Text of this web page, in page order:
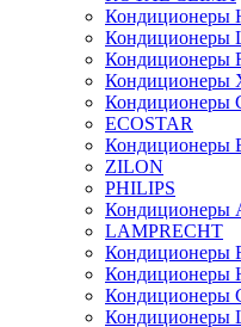
Кондиционеры
Кондиционеры
Кондиционеры
Кондиционеры
Кондиционеры
ECOSTAR
Кондиционеры
ZILON
PHILIPS
Кондиционеры
LAMPRECHT
Кондиционеры
Кондиционеры
Кондиционеры
Кондиционеры